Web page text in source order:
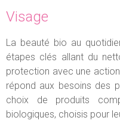
Visage
La beauté bio au
étapes clés allant du
protection avec une
répond aux besoins des
choix de produits
biologiques, choisis pour